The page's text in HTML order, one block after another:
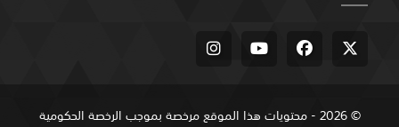
© 2026 - محتويات هذا الموقع مرخصة بموجب الرخصة الحكومية